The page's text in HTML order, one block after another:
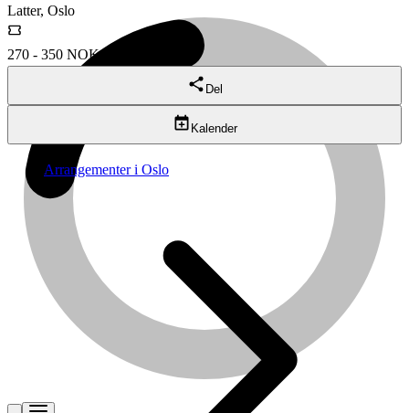
Latter, Oslo
270 - 350 NOK
Del
Kalender
Arrangementer i Oslo